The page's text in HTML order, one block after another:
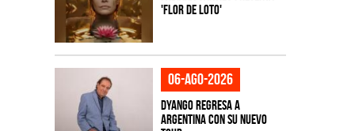
'Flor de Loto'
06-ago-2026
Dyango regresa a
Argentina con su nuevo